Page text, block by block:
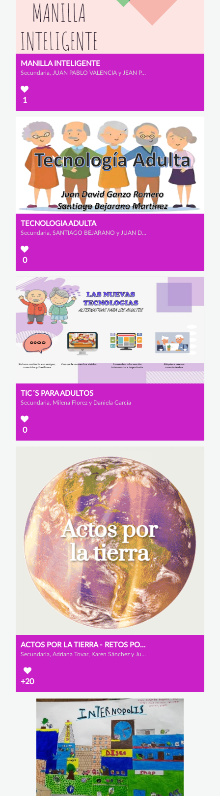
MANILLA INTELIGENTE
Secundaria, JUAN PABLO VALENCIA y JEAN PABLO MATALLANA
1
TECNOLOGIA ADULTA
Secundaria, SANTIAGO BEJARANO y JUAN DAVID GANZO
0
TIC´S PARA ADULTOS
Secundaria, Milena Florez y Daniela García
0
ACTOS POR LA TIERRA - RETOS POR EL MEDIO AMBIENTE
Secundaria, Adriana Tovar, Karen Sánchez y Juan Vanegas
+20